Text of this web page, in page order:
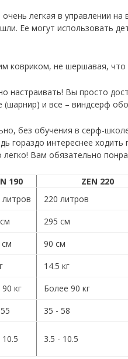
легкая в управлении
Ее могут использовать
ковриком, не шершавая,
настраивать! Вы просто
и все – виндсерф
без обучения в серф-
гораздо интереснее
Вам обязательно
190
ZEN 220
220 литров
295 см
см
90 см
14.5 кг
кг
Более 90 кг
35 - 58
10.5 3.5 - 10.5